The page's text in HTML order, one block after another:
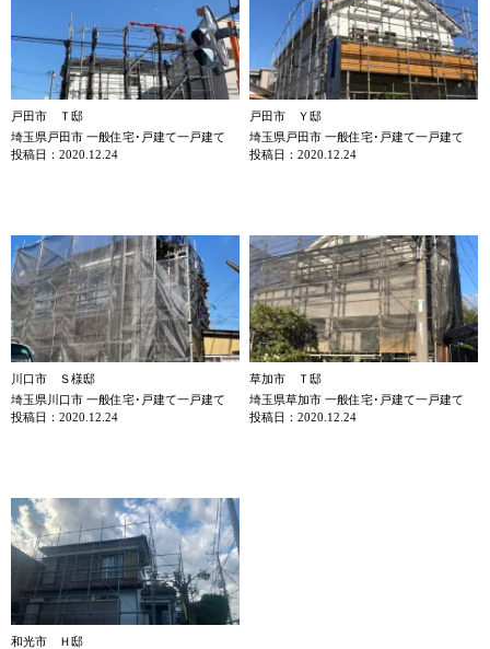
戸田市 Ｔ邸
埼玉県戸田市 一般住宅･戸建て一戸建て
投稿日：2020.12.24
戸田市 Ｙ邸
埼玉県戸田市 一般住宅･戸建て一戸建て
投稿日：2020.12.24
川口市 Ｓ様邸
埼玉県川口市 一般住宅･戸建て一戸建て
投稿日：2020.12.24
草加市 Ｔ邸
埼玉県草加市 一般住宅･戸建て一戸建て
投稿日：2020.12.24
和光市 Ｈ邸